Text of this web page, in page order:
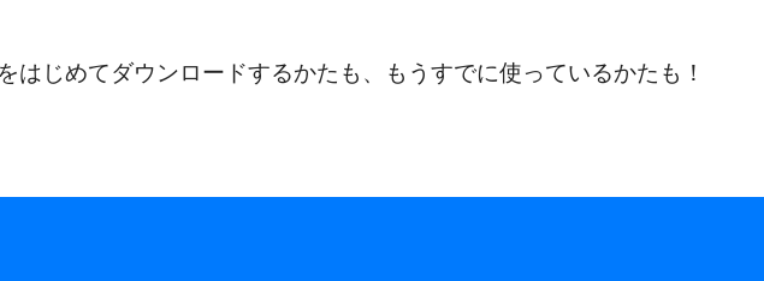
はじめてダウンロードするかたも、もうすでに使っているかたも！